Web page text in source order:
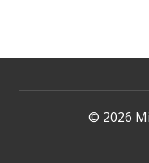
© 2026